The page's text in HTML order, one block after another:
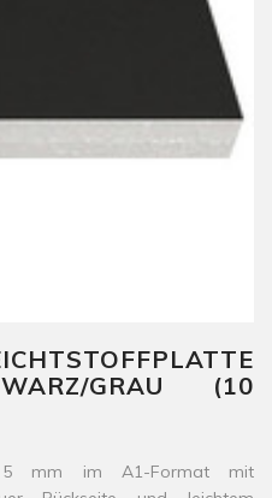
GRAU (10
5 mm im A1-Format mit